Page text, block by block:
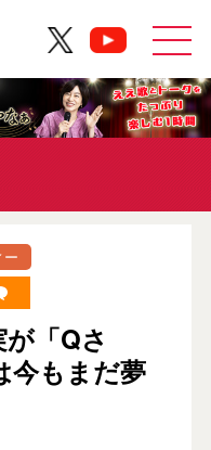
ー
「Qさ
今もまだ夢